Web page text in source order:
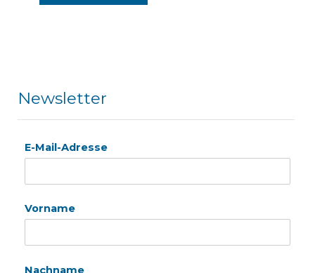
Newsletter
E-Mail-Adresse
Vorname
Nachname